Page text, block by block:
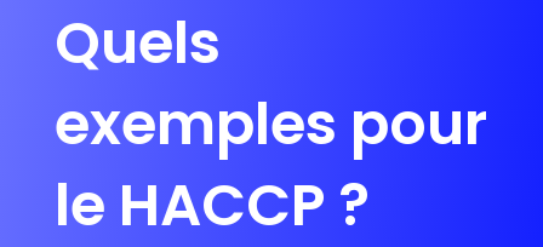
Quels
exemples pour
le HACCP ?